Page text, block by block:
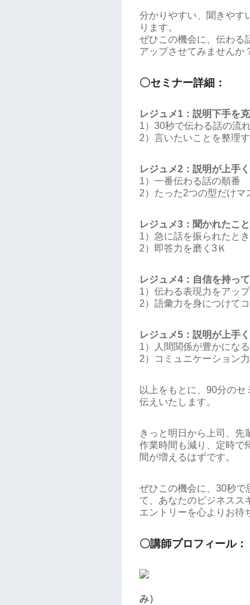
分かりやすい、聞きやす
ります。
ぜひこの機会に、伝わる
アップさせてみませんか
〇セミナー詳細：
レジュメ1：説明下手を
1）30秒で伝わる話の流
2）言いたいことを整理
レジュメ2：説明が上手
1）一番伝わる話の順番
2）たった2つの型だけマ
レジュメ3：聞かれたこ
1）急に話を振られたと
2）即答力を磨く3Ｋ
レジュメ4：自信を持っ
1）伝わる表現力をアッ
2）語彙力を身につけて
レジュメ5：説明が上手
1）人間関係が豊かにな
2）コミュニケーション
以上をもとに、90分の
伝えいたします。
きっと明日から上司、先
作業時間も減り、定時で
間が増えるはずです。
ぜひこの機会に、30秒で
て、あなたのビジネスス
エントリーを心よりお待
〇講師プロフィール：
み）